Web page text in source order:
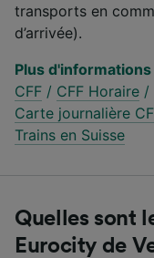
transports en
d’arrivée).
Plus d'informations
CFF / CFF Horaire /
Carte journalière
Trains en Suisse
Quelles sont
Eurocity de